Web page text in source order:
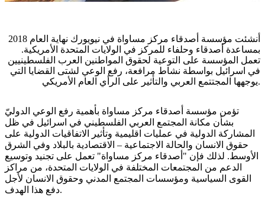
نشئت مؤسسة أصدقاء مركز مساواة في نيويورك نهاية العام 2018
بمساعدة أصدقاء وحلفاء للمركز في الولايات المتحدة الأمريكية.
تعمل المؤسسة على التوعية لحقوق المواطنين العرب الفلسطينيين
في اسرائيل بواسطة نشاط مرافعة، رفع الوعي لشتى القضايا التي
يوجهها المجتتمع العربي والتأثير على الرأي العام الأمريكي.
تؤمن مؤسسة أصدقاء مركز مساواة بأهمية رفع الوعي الدوليّ
بشأن مكانة المجتمع العربي الفلسطيني في اسرائيل في ظل
المشاركة الدولية في عمليات اقليمية وتأثير الاتفاقيات الدولية على
حقوق الانسان والحالة الاجتماعية – الاقتصادية بالبلاد وفي الشرق
الأوسط. لذلك فإن "أصدقاء مركز مساواة" تعمل على تجنيد وتوسيع
الدعم من المجتمعات المختلفة في الولايات المتحدة، من مراكز
القوى السياسية ومؤسسات المجتمع المدني وحقوق الانسان لأجل
دفع هذا الهدف.